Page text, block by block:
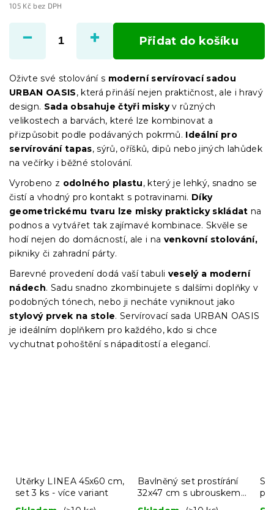
105 Kč bez DPH
cena:
Přidat do košíku
Oživte své stolování s moderní servírovací sadou
URBAN OASIS, která přináší nejen praktičnost, ale i hravý
design. Sada obsahuje čtyři miskyv různých
velikostech a barvách, které lze kombinovat a
přizpůsobit podle podávaných pokrmů. Ideální pro
servírování tapas, sýrů, oříšků, dipů nebo jiných lahůdek
na večírky i běžné stolování.
Vyrobeno z odolného plastu, který je lehký, snadno se
čistí a vhodný pro kontakt s potravinami. Díky
geometrickému tvaru lze misky prakticky skládat na
podnos a vytvářet tak zajímavé kombinace. Skvěle se
hodí nejen do domácností, ale i na venkovní stolování,
pikniky či zahradní párty.
Barevné provedení dodá vaší tabuli veselý a moderní
nádech. Sadu snadno zkombinujete s dalšími doplňky v
podobných tónech, nebo ji necháte vyniknout jako
stylový prvek na stole. Servírovací sada URBAN OASIS
je ideálním doplňkem pro každého, kdo si chce
vychutnat pohoštění s nápaditostí a elegancí.
Utěrky LINEA 45x60 cm,
set 3 ks - více variant
Bavlněný set prostírání
32x47 cm s ubrouskem
40x40 cm FOOD